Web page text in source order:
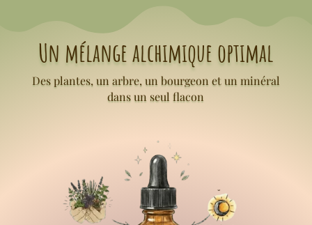
Un mélange alchimique optimal
Des plantes, un arbre, un bourgeon et un minéral
dans un seul flacon